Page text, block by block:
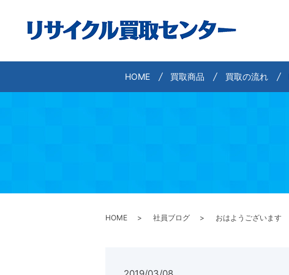
HOME 買取商品 買取の流れ
HOME 社員ブログ おはようございます